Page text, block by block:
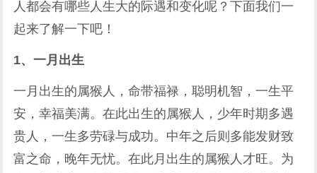
人都会有哪些人生大的际遇和变化呢？下面我们一
起来了解一下吧！
1、一月出生
一月出生的属猴人，命带福禄，聪明机智，一生平
安，幸福美满。在此出生的属猴人，少年时期多遇
贵人，一生多劳碌与成功。中年之后则多能发财致
富之命，晚年无忧。在此月出生的属猴人才旺。为